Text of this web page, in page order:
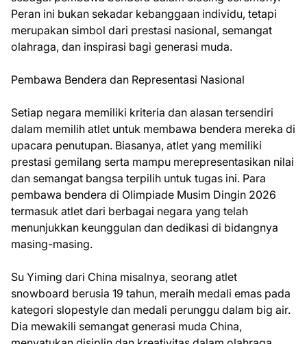
Peran ini bukan sekadar kebanggaan individu, tetapi
merupakan simbol dari prestasi nasional, semangat
olahraga, dan inspirasi bagi generasi muda.
Pembawa Bendera dan Representasi Nasional
Setiap negara memiliki kriteria dan alasan tersendiri
dalam memilih atlet untuk membawa bendera mereka di
upacara penutupan. Biasanya, atlet yang memiliki
prestasi gemilang serta mampu merepresentasikan nilai
dan semangat bangsa terpilih untuk tugas ini. Para
pembawa bendera di Olimpiade Musim Dingin 2026
termasuk atlet dari berbagai negara yang telah
menunjukkan keunggulan dan dedikasi di bidangnya
masing-masing.
Su Yiming dari China misalnya, seorang atlet
snowboard berusia 19 tahun, meraih medali emas pada
kategori slopestyle dan medali perunggu dalam big air.
Dia mewakili semangat generasi muda China,